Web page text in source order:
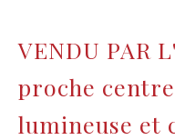
VENDU PAR
proche
lumineuse et